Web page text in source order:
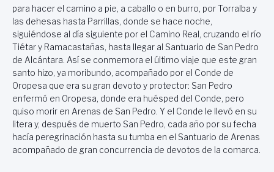
para hacer el camino a pie, a caballo o en burro, por Torralba y
las dehesas hasta Parrillas, donde se hace noche,
siguiéndose al día siguiente por el Camino Real, cruzando el río
Tiétar y Ramacastañas, hasta llegar al Santuario de San Pedro
de Alcántara. Así se conmemora el último viaje que este gran
santo hizo, ya moribundo, acompañado por el Conde de
Oropesa que era su gran devoto y protector: San Pedro
enfermó en Oropesa, donde era huésped del Conde, pero
quiso morir en Arenas de San Pedro. Y el Conde le llevó en su
litera y, después de muerto San Pedro, cada año por su fecha
hacía peregrinación hasta su tumba en el Santuario de Arenas
acompañado de gran concurrencia de devotos de la comarca.